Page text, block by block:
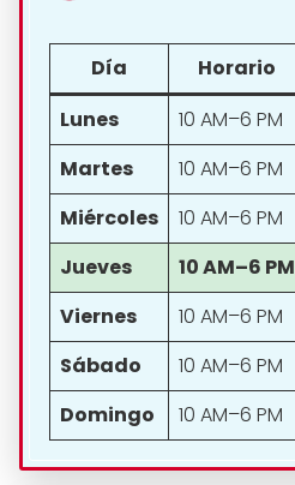
Día
Horario
Lunes
10 AM–6 PM
Martes
10 AM–6 PM
Miércoles
10 AM–6 PM
Jueves
10 AM–6 PM
Viernes
10 AM–6 PM
Sábado
10 AM–6 PM
Domingo
10 AM–6 PM